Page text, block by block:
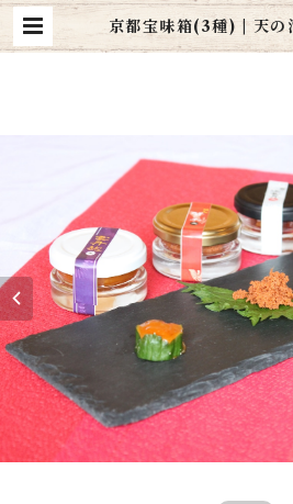
京都宝味箱(3種) | 天の
manojaku